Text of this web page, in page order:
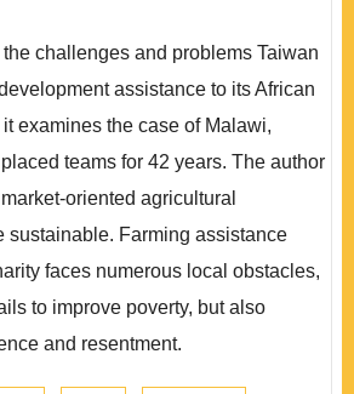
challenges and problems Taiwan
assistance to its African
examines the case of Malawi,
teams for 42 years. The author
oriented agricultural
sustainable. Farming assistance
faces numerous local obstacles,
to improve poverty, but also
and resentment.